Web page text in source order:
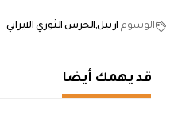
الوسوم اربيل الحرس الثوري الايراني
قد يهمك أيضا